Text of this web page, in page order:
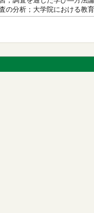
の分析；大学院における教